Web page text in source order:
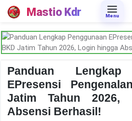
Mastio Kdr Menu
Panduan Lengkap
EPresensi
Jatim Tahun 2026,
Absensi Berhasil!